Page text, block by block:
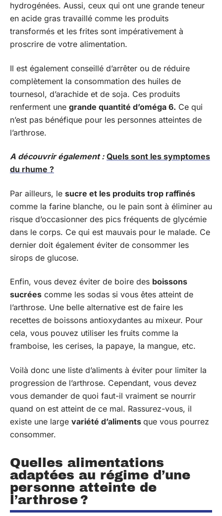
hydrogénées. Aussi, ceux qui ont une grande teneur
en acide gras travaillé comme les produits
transformés et les frites sont impérativement à
proscrire de votre alimentation.
Il est également conseillé d’arrêter ou de réduire
complètement la consommation des huiles de
tournesol, d’arachide et de soja. Ces produits
renferment une grande quantité d’oméga 6. Ce qui
n’est pas bénéfique pour les personnes atteintes de
l’arthrose.
A découvrir également : Quels sont les symptomes
du rhume ?
Par ailleurs, le sucre et les produits trop raffinés
comme la farine blanche, ou le pain sont à éliminer au
risque d’occasionner des pics fréquents de glycémie
dans le corps. Ce qui est mauvais pour le malade. Ce
dernier doit également éviter de consommer les
sirops de glucose.
Enfin, vous devez éviter de boire des boissons
sucrées comme les sodas si vous êtes atteint de
l’arthrose. Une belle alternative est de faire les
recettes de boissons antioxydantes au mixeur. Pour
cela, vous pouvez utiliser les fruits comme la
framboise, les cerises, la papaye, la mangue, etc.
Voilà donc une liste d’aliments à éviter pour limiter la
progression de l’arthrose. Cependant, vous devez
vous demander de quoi faut-il vraiment se nourrir
quand on est atteint de ce mal. Rassurez-vous, il
existe une large variété d’aliments que vous pourrez
consommer.
Quelles alimentations
adaptées au régime d’une
personne atteinte de
l’arthrose ?